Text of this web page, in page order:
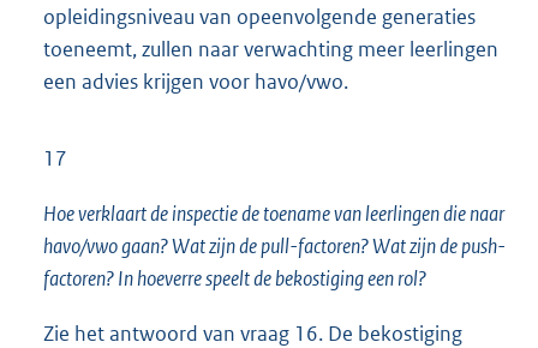
opleidingsniveau van opeenvolgende generaties
toeneemt, zullen naar verwachting meer leerlingen
een advies krijgen voor havo/vwo.
17
Hoe verklaart de inspectie de toename van leerlingen die naar
havo/vwo gaan? Wat zijn de pull-factoren? Wat zijn de push-
factoren? In hoeverre speelt de bekostiging een rol?
Zie het antwoord van vraag 16. De bekostiging